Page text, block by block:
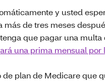
y usted
de tres meses
que pagar una
una prima mensual por
plan de Medicare que